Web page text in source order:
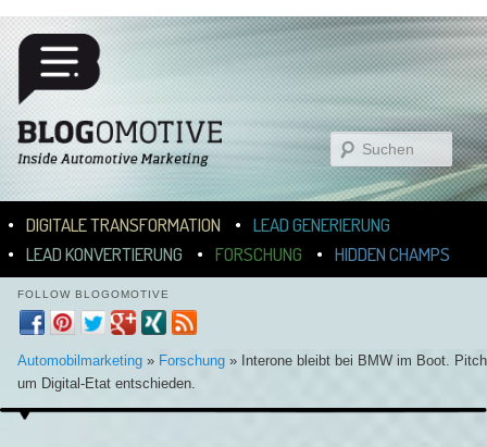
Suchen
ZUM INHALT WECHSELN
ZUM SEKUNDÄREN INHALT WECHSELN
DIGITALE TRANSFORMATION
LEAD GENERIERUNG
LEAD KONVERTIERUNG
FORSCHUNG HIDDEN CHAMPS
FOLLOW BLOGOMOTIVE
Automobilmarketing » Forschung » Interone bleibt bei BMW im Boot. Pitch
um Digital-Etat entschieden.